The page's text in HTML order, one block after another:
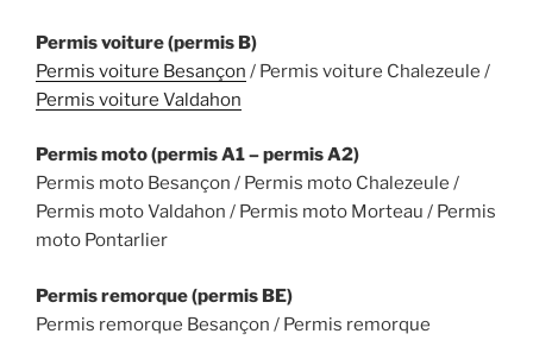
Permis voiture (permis B)
Permis voiture Besançon / Permis voiture Chalezeule /
Permis voiture Valdahon
Permis moto (permis A1 – permis A2)
Permis moto Besançon / Permis moto Chalezeule /
Permis moto Valdahon / Permis moto Morteau / Permis
moto Pontarlier
Permis remorque (permis BE)
Permis remorque Besançon / Permis remorque